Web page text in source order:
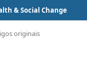
& Social Change
originais